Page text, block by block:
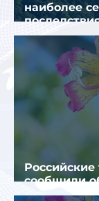
наиболее
турпотока
сообщили
получения